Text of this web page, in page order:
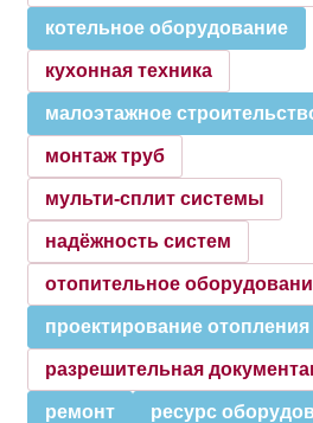
котельное оборудование
кухонная техника
малоэтажное
монтаж труб
мульти-сплит системы
надёжность систем
отопительное
проектирование отопления
разрешительная
ремонт ресурс